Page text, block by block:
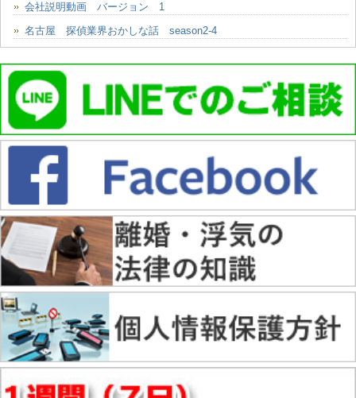
会社説明動画 バージョン 1
名古屋 探偵業界おかしな話 season2-4